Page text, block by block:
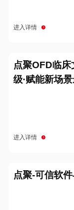
进入详情
点聚OFD临
级·赋能新场
进入详情
点聚-可信软